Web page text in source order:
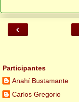
‹
Participantes
Anahí Bustamante
Carlos Gregorio